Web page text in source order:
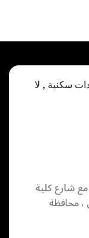
سكنية , لا
شارع كلية
، محافظة